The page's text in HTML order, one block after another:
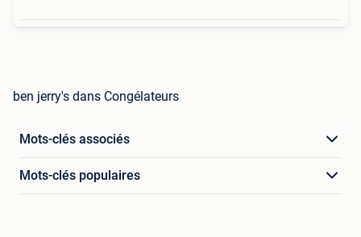
ben jerry's dans Congélateurs
Mots-clés associés
Mots-clés populaires